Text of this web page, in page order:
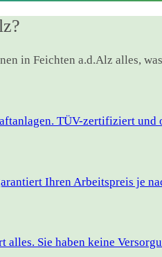
in Feichten a.d.Alz alles,
TÜV-zertifiziert und
Ihren Arbeitspreis je
Sie haben keine